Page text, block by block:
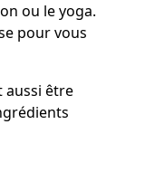
ou le yoga.
pour vous
aussi être